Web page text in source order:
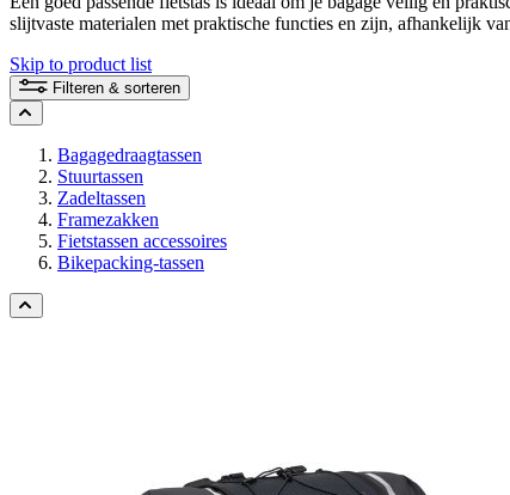
slijtvaste materialen met praktische functies en zijn, afhankelijk
Skip to product list
Filteren & sorteren
Bagagedraagtassen
Stuurtassen
Zadeltassen
Framezakken
Fietstassen accessoires
Bikepacking-tassen